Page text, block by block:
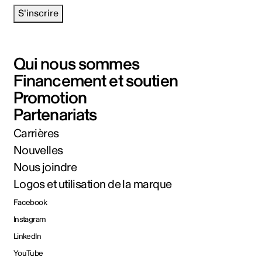
S'inscrire
Qui nous sommes
Financement et soutien
Promotion
Partenariats
Carrières
Nouvelles
Nous joindre
Logos et utilisation de la marque
Facebook
Instagram
LinkedIn
YouTube